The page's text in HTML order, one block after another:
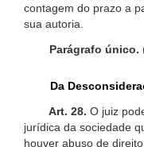
contagem do prazo a
sua autoria.
Parágrafo único.
Da
Art. 28. O juiz
jurídica da sociedade
houver abuso de